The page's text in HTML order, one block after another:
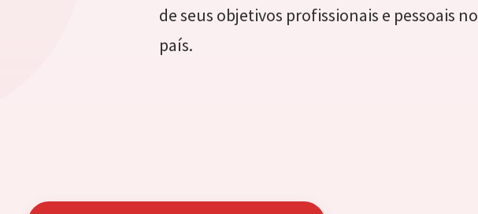
de seus objetivos profissionais e pessoais no
país.